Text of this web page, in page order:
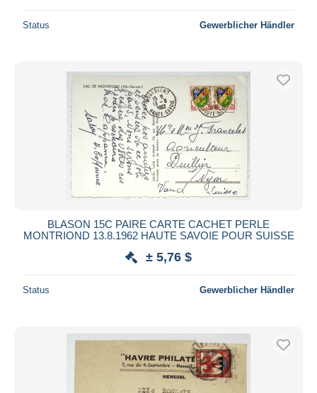
Status Gewerblicher Händler
BLASON 15C PAIRE CARTE CACHET PERLE
MONTRIOND 13.8.1962 HAUTE SAVOIE POUR SUISSE
± 5,76 $
Status Gewerblicher Händler